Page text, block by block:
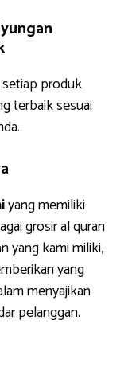
produk
terbaik sesuai
yang memiliki
grosir al quran
yang kami miliki,
yang
menyajikan
pelanggan.